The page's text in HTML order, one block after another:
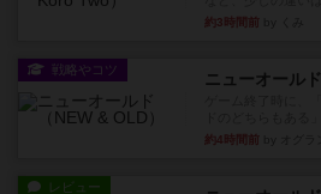
約3時間前
戦略やコツ ニューオールド
約4時間前
レビュー